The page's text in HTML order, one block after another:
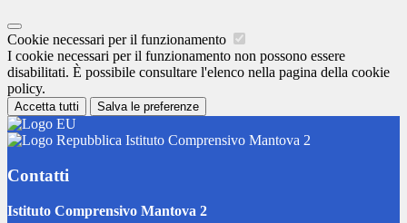
Cookie necessari per il funzionamento
I cookie necessari per il funzionamento non possono essere
disabilitati. È possibile consultare l'elenco nella pagina della cookie
policy.
Accetta tutti Salva le preferenze
Istituto Comprensivo Mantova 2
Contatti
Istituto Comprensivo Mantova 2